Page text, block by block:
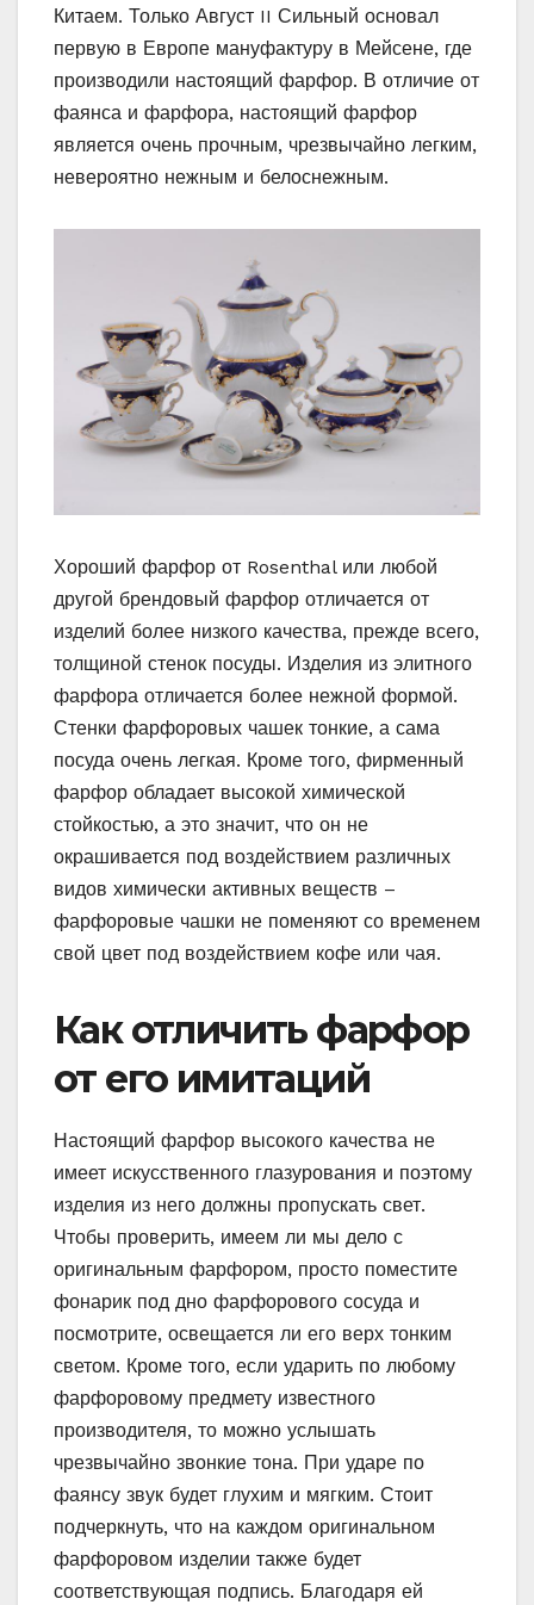
Китаем. Только Август II Сильный основал
первую в Европе мануфактуру в Мейсене, где
производили настоящий фарфор. В отличие от
фаянса и фарфора, настоящий фарфор
является очень прочным, чрезвычайно легким,
невероятно нежным и белоснежным.
Хороший фарфор от Rosenthal или любой
другой брендовый фарфор отличается от
изделий более низкого качества, прежде всего,
толщиной стенок посуды. Изделия из элитного
фарфора отличается более нежной формой.
Стенки фарфоровых чашек тонкие, а сама
посуда очень легкая. Кроме того, фирменный
фарфор обладает высокой химической
стойкостью, а это значит, что он не
окрашивается под воздействием различных
видов химически активных веществ –
фарфоровые чашки не поменяют со временем
свой цвет под воздействием кофе или чая.
Как отличить фарфор
от его имитаций
Настоящий фарфор высокого качества не
имеет искусственного глазурования и поэтому
изделия из него должны пропускать свет.
Чтобы проверить, имеем ли мы дело с
оригинальным фарфором, просто поместите
фонарик под дно фарфорового сосуда и
посмотрите, освещается ли его верх тонким
светом. Кроме того, если ударить по любому
фарфоровому предмету известного
производителя, то можно услышать
чрезвычайно звонкие тона. При ударе по
фаянсу звук будет глухим и мягким. Стоит
подчеркнуть, что на каждом оригинальном
фарфоровом изделии также будет
соответствующая подпись. Благодаря ей